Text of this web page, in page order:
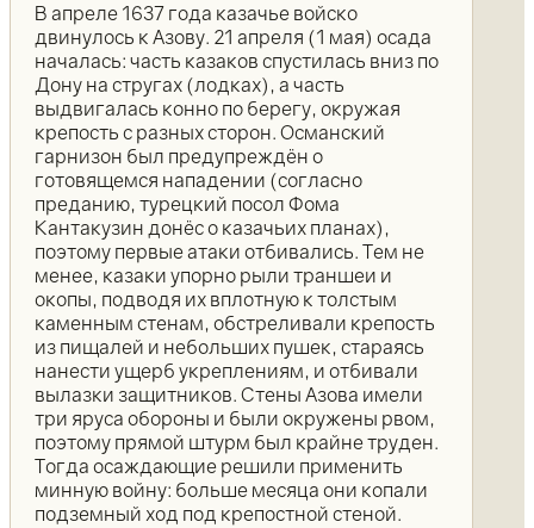
В апреле 1637 года казачье войско
двинулось к Азову. 21 апреля (1 мая) осада
началась: часть казаков спустилась вниз по
Дону на стругах (лодках), а часть
выдвигалась конно по берегу, окружая
крепость с разных сторон. Османский
гарнизон был предупреждён о
готовящемся нападении (согласно
преданию, турецкий посол Фома
Кантакузин донёс о казачьих планах),
поэтому первые атаки отбивались. Тем не
менее, казаки упорно рыли траншеи и
окопы, подводя их вплотную к толстым
каменным стенам, обстреливали крепость
из пищалей и небольших пушек, стараясь
нанести ущерб укреплениям, и отбивали
вылазки защитников. Стены Азова имели
три яруса обороны и были окружены рвом,
поэтому прямой штурм был крайне труден.
Тогда осаждающие решили применить
минную войну: больше месяца они копали
подземный ход под крепостной стеной.